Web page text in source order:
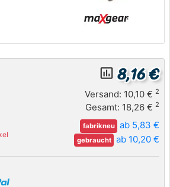
insert_chart_outlined 8,16 €
Versand: 10,10 € 2
Gesamt: 18,26 € 2
fabrikneu ab 5,83 €
gebraucht ab 10,20 €